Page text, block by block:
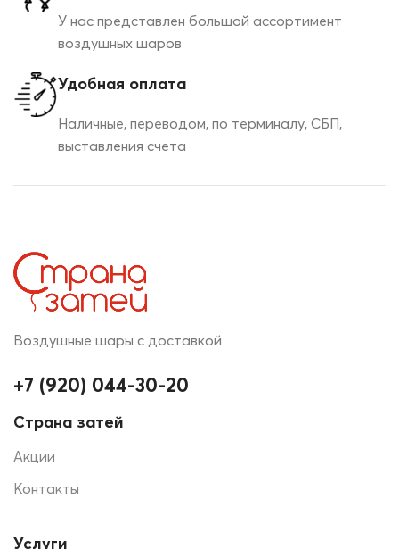
У нас представлен большой ассортимент
воздушных шаров
Удобная оплата
Наличные, переводом, по терминалу, СБП,
выставления счета
Воздушные шары с доставкой
+7 (920) 044-30-20
Страна затей
Акции
Контакты
Услуги